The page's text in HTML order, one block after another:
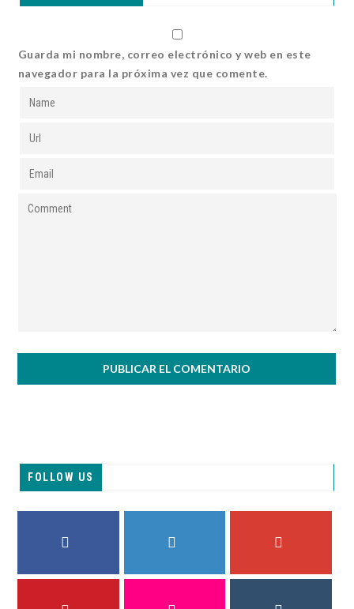
Guarda mi nombre, correo electrónico y web en este
navegador para la próxima vez que comente.
FOLLOW US